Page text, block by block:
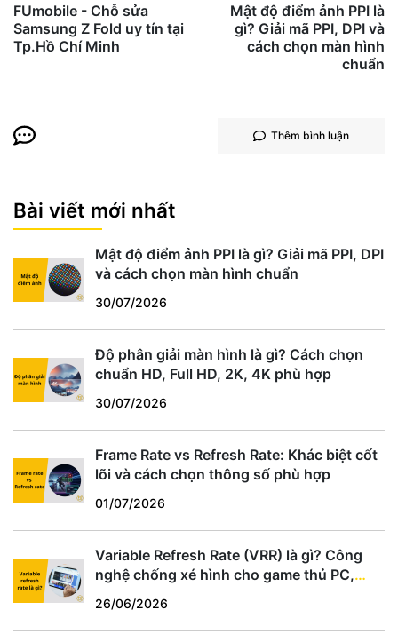
FUmobile - Chỗ sửa
Samsung Z Fold uy tín tại
Tp.Hồ Chí Minh
Mật độ điểm ảnh PPI là
gì? Giải mã PPI, DPI và
cách chọn màn hình
chuẩn
Thêm bình luận
Bài viết mới nhất
Mật độ điểm ảnh PPI là gì? Giải mã PPI, DPI
và cách chọn màn hình chuẩn
30/07/2026
Độ phân giải màn hình là gì? Cách chọn
chuẩn HD, Full HD, 2K, 4K phù hợp
30/07/2026
Frame Rate vs Refresh Rate: Khác biệt cốt
lõi và cách chọn thông số phù hợp
01/07/2026
Variable Refresh Rate (VRR) là gì? Công
nghệ chống xé hình cho game thủ PC,
PS5, Xbox
26/06/2026